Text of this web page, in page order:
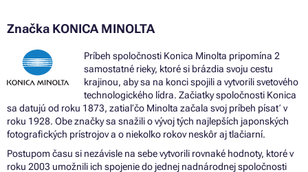
Značka KONICA MINOLTA
Príbeh spoločnosti Konica Minolta pripomína 2
samostatné rieky, ktoré si brázdia svoju cestu
krajinou, aby sa na konci spojili a vytvorili svetového
technologického lídra. Začiatky spoločnosti Konica
sa datujú od roku 1873, zatiaľ čo Minolta začala svoj príbeh písať v
roku 1928. Obe značky sa snažili o vývoj tých najlepších japonských
fotografických prístrojov a o niekoľko rokov neskôr aj tlačiarní.
Postupom času si nezávisle na sebe vytvorili rovnaké hodnoty, ktoré v
roku 2003 umožnili ich spojenie do jednej nadnárodnej spoločnosti